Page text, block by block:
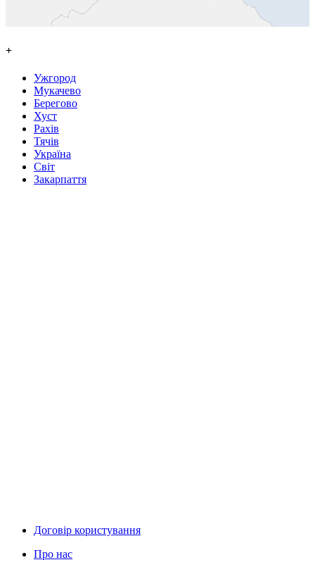
+
Ужгород
Мукачево
Берегово
Хуст
Рахів
Тячів
Україна
Світ
Закарпаття
Договір користування
Про нас